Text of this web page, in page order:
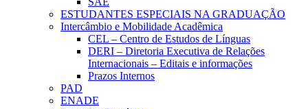
ESTUDANTES ESPECIAIS NA GRADUAÇÃO
Intercâmbio e Mobilidade Acadêmica
CEL – Centro de Estudos de Línguas
DERI – Diretoria Executiva de Relações
Internacionais – Editais e informações
Prazos Internos
PAD
ENADE